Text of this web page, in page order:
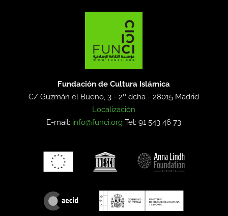
Fundación de Cultura Islámica
C/ Guzmán el Bueno, 3 - 2º dcha -28015 Madrid
Localización
E-mail: info@funci.org Tel: 91 543 46 73